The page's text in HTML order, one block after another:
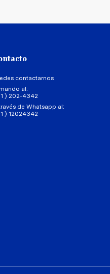
contactarnos
al:
) 202-4342
de Whatsapp al:
) 12024342